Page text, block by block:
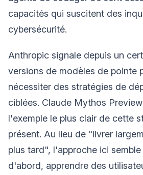
capacités qui suscitent des
cybersécurité.
Anthropic signale depuis un
versions de modèles de pointe
nécessiter des stratégies de
ciblées. Claude Mythos
l'exemple le plus clair de cette
présent. Au lieu de "livrer
plus tard", l'approche ici
d'abord, apprendre des